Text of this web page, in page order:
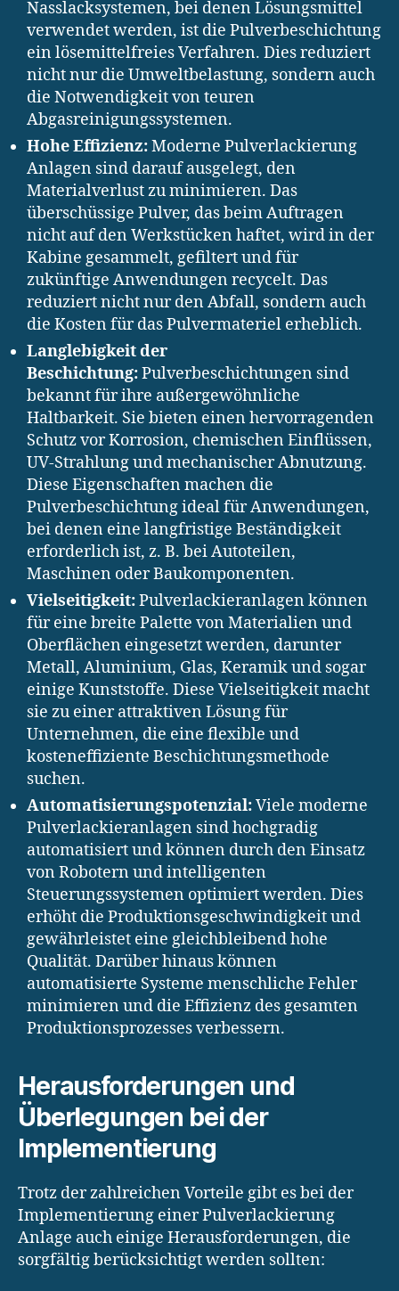
Nasslacksystemen, bei denen Lösungsmittel
verwendet werden, ist die Pulverbeschichtung
ein lösemittelfreies Verfahren. Dies reduziert
nicht nur die Umweltbelastung, sondern auch
die Notwendigkeit von teuren
Abgasreinigungssystemen.
Hohe Effizienz:Moderne Pulverlackierung
Anlagen sind darauf ausgelegt, den
Materialverlust zu minimieren. Das
überschüssige Pulver, das beim Auftragen
nicht auf den Werkstücken haftet, wird in der
Kabine gesammelt, gefiltert und für
zukünftige Anwendungen recycelt. Das
reduziert nicht nur den Abfall, sondern auch
die Kosten für das Pulvermateriel erheblich.
Langlebigkeit der
Beschichtung:Pulverbeschichtungen sind
bekannt für ihre außergewöhnliche
Haltbarkeit. Sie bieten einen hervorragenden
Schutz vor Korrosion, chemischen Einflüssen,
UV-Strahlung und mechanischer Abnutzung.
Diese Eigenschaften machen die
Pulverbeschichtung ideal für Anwendungen,
bei denen eine langfristige Beständigkeit
erforderlich ist, z. B. bei Autoteilen,
Maschinen oder Baukomponenten.
Vielseitigkeit:Pulverlackieranlagen können
für eine breite Palette von Materialien und
Oberflächen eingesetzt werden, darunter
Metall, Aluminium, Glas, Keramik und sogar
einige Kunststoffe. Diese Vielseitigkeit macht
sie zu einer attraktiven Lösung für
Unternehmen, die eine flexible und
kosteneffiziente Beschichtungsmethode
suchen.
Automatisierungspotenzial:Viele moderne
Pulverlackieranlagen sind hochgradig
automatisiert und können durch den Einsatz
von Robotern und intelligenten
Steuerungssystemen optimiert werden. Dies
erhöht die Produktionsgeschwindigkeit und
gewährleistet eine gleichbleibend hohe
Qualität. Darüber hinaus können
automatisierte Systeme menschliche Fehler
minimieren und die Effizienz des gesamten
Produktionsprozesses verbessern.
Herausforderungen und
Überlegungen bei der
Implementierung
Trotz der zahlreichen Vorteile gibt es bei der
Implementierung einer Pulverlackierung
Anlage auch einige Herausforderungen, die
sorgfältig berücksichtigt werden sollten: